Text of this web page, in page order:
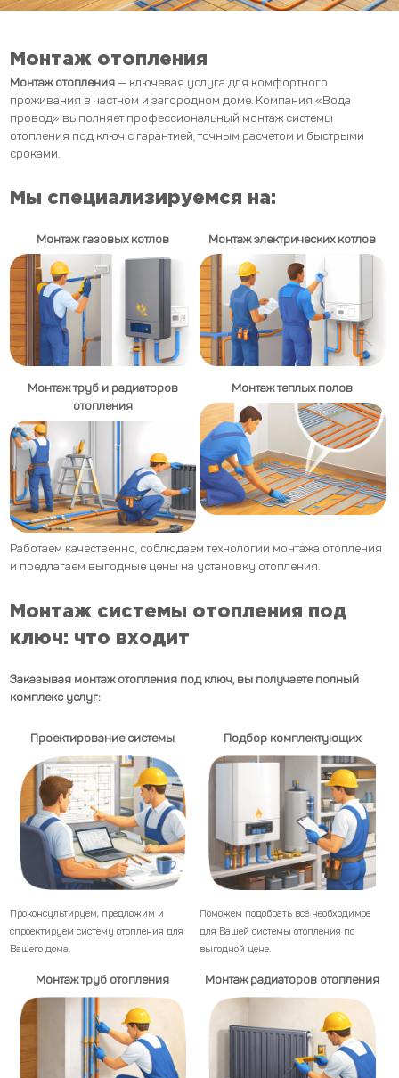
Монтаж отопления
Монтаж отопления — ключевая услуга для комфортного
проживания в частном и загородном доме. Компания «Вода
провод» выполняет профессиональный монтаж системы
отопления под ключ с гарантией, точным расчетом и быстрыми
сроками.
Мы специализируемся на:
Монтаж газовых котлов Монтаж электрических котлов
Монтаж труб и радиаторов
отопления
Монтаж теплых полов
Работаем качественно, соблюдаем технологии монтажа отопления
и предлагаем выгодные цены на установку отопления.
Монтаж системы отопления под
ключ: что входит
Заказывая монтаж отопления под ключ, вы получаете полный
комплекс услуг:
Проектирование системы
Проконсультируем, предложим и
спроектируем систему отопления для
Вашего дома.
Подбор комплектующих
Поможем подобрать всё необходимое
для Вашей системы отопления по
выгодной цене.
Монтаж труб отопления Монтаж радиаторов отопления